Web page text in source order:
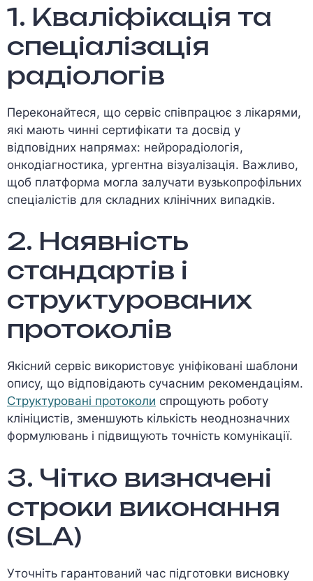
1. Кваліфікація та
спеціалізація
радіологів
Переконайтеся, що сервіс співпрацює з лікарями,
які мають чинні сертифікати та досвід у
відповідних напрямах: нейрорадіологія,
онкодіагностика, ургентна візуалізація. Важливо,
щоб платформа могла залучати вузькопрофільних
спеціалістів для складних клінічних випадків.
2. Наявність
стандартів і
структурованих
протоколів
Якісний сервіс використовує уніфіковані шаблони
опису, що відповідають сучасним рекомендаціям.
Структуровані протоколи спрощують роботу
клініцистів, зменшують кількість неоднозначних
формулювань і підвищують точність комунікації.
3. Чітко визначені
строки виконання
(SLA)
Уточніть гарантований час підготовки висновку